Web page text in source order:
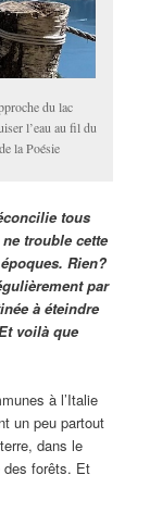
du lac
l’eau au fil du
la Poésie
tous
trouble cette
Rien?
par
à éteindre
voilà que
à l’Italie
un peu partout
dans le
des forêts. Et